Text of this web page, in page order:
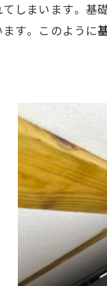
しまいます​。
す​。このように